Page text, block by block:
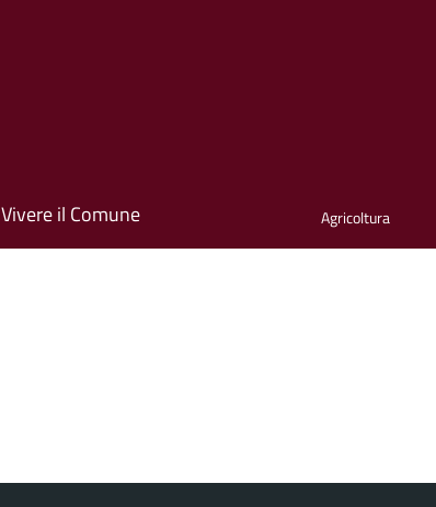
Vivere il Comune Agricoltura